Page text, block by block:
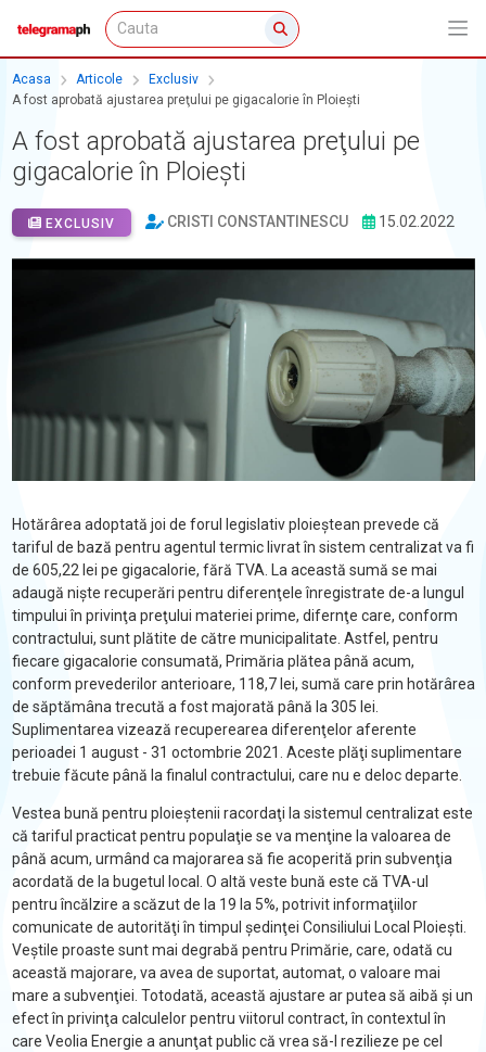
Acasa Articole
Exclusiv
A fost aprobată ajustarea preţului pe gigacalorie în Ploieşti
A fost aprobată ajustarea preţului pe
gigacalorie în Ploieşti
EXCLUSIV CRISTI CONSTANTINESCU 15.02.2022
Hotărârea adoptată joi de forul legislativ ploieştean prevede că
tariful de bază pentru agentul termic livrat în sistem centralizat va fi
de 605,22 lei pe gigacalorie, fără TVA. La această sumă se mai
adaugă nişte recuperări pentru diferenţele înregistrate de-a lungul
timpului în privinţa preţului materiei prime, difernţe care, conform
contractului, sunt plătite de către municipalitate. Astfel, pentru
fiecare gigacalorie consumată, Primăria plătea până acum,
conform prevederilor anterioare, 118,7 lei, sumă care prin hotărârea
de săptămâna trecută a fost majorată până la 305 lei.
Suplimentarea vizează recuperearea diferenţelor aferente
perioadei 1 august - 31 octombrie 2021. Aceste plăţi suplimentare
trebuie făcute până la finalul contractului, care nu e deloc departe.
Vestea bună pentru ploieştenii racordaţi la sistemul centralizat este
că tariful practicat pentru populaţie se va menţine la valoarea de
până acum, urmând ca majorarea să fie acoperită prin subvenţia
acordată de la bugetul local. O altă veste bună este că TVA-ul
pentru încălzire a scăzut de la 19 la 5%, potrivit informaţiilor
comunicate de autorităţi în timpul şedinţei Consiliului Local Ploieşti.
Veştile proaste sunt mai degrabă pentru Primărie, care, odată cu
această majorare, va avea de suportat, automat, o valoare mai
mare a subvenţiei. Totodată, această ajustare ar putea să aibă şi un
efect în privinţa calculelor pentru viitorul contract, în contextul în
care Veolia Energie a anunţat public că vrea să-l rezilieze pe cel